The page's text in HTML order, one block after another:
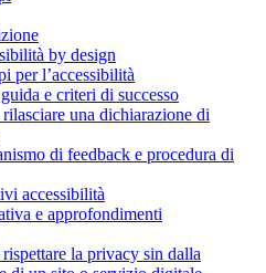
by design
per l’accessibilità
e criteri di successo
una dichiarazione di
di feedback e procedura di
accessibilità
e approfondimenti
la privacy sin dalla